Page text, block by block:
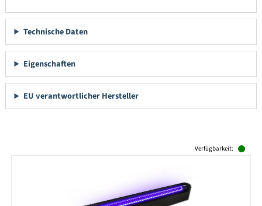
Technische Daten
Eigenschaften
EU verantwortlicher Hersteller
Verfügbarkeit: